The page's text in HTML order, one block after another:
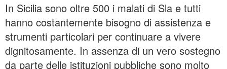
In Sicilia sono oltre 500 i malati di Sla e tutti
hanno costantemente bisogno di assistenza e
strumenti particolari per continuare a vivere
dignitosamente. In assenza di un vero sostegno
da parte delle istituzioni pubbliche sono molto